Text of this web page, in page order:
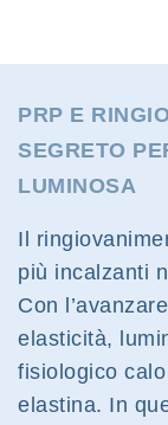
PRP E
SEGRETO
LUMINOSA
Il
più incalzanti
Con
elasticità,
fisiologico
elastina. In